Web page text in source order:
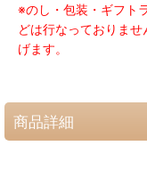
※のし・包装・ギフト
どは行なっておりま
げます。
商品詳細